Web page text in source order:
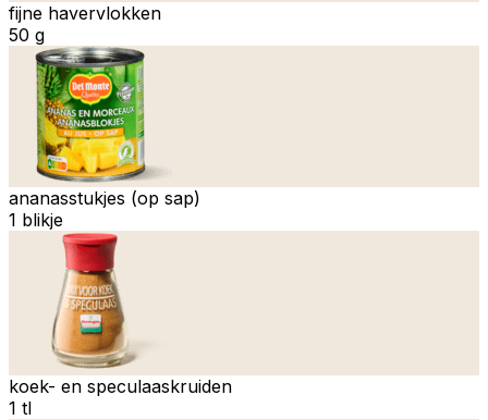
fijne havervlokken
50 g
ananasstukjes (op sap)
1 blikje
koek- en speculaaskruiden
1 tl